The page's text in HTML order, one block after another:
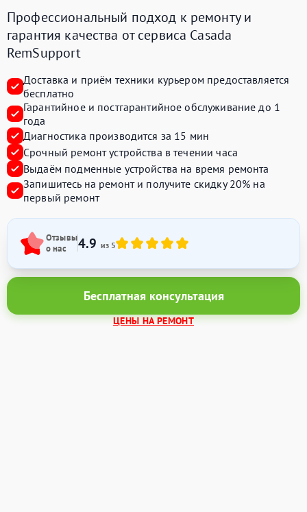
Профессиональный подход к ремонту и
гарантия качества от сервиса Casada
RemSupport
Доставка и приём техники курьером предоставляется
бесплатно
Гарантийное и постгарантийное обслуживание до 1
года
Диагностика производится за 15 мин
Срочный ремонт устройства в течении часа
Выдаём подменные устройства на время ремонта
Запишитесь на ремонт и получите скидку 20% на
первый ремонт
Отзывы
о нас
4.9 из 5
Бесплатная консультация
ЦЕНЫ НА РЕМОНТ